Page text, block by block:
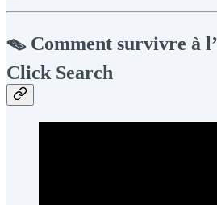
🪤 Comment survivre à
Click Search